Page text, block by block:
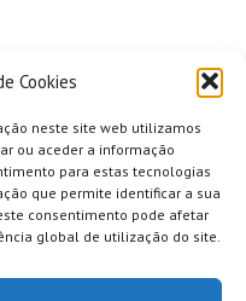
Cookies
neste site web utilizamos
ou aceder a informação
para estas tecnologias
que permite identificar a sua
consentimento pode afetar
global de utilização do site.